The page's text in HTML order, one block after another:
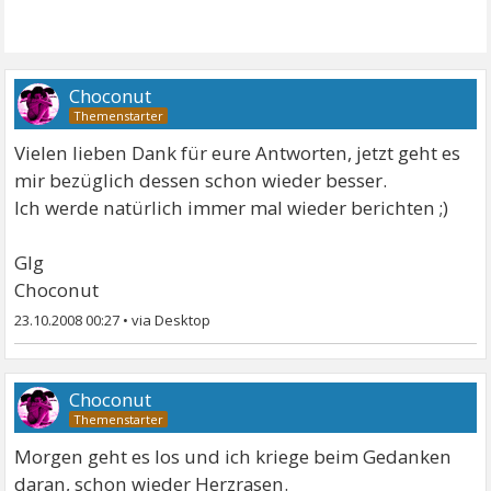
Choconut
Vielen lieben Dank für eure Antworten, jetzt geht es
mir bezüglich dessen schon wieder besser.
Ich werde natürlich immer mal wieder berichten ;)
Glg
Choconut
23.10.2008 00:27 •
Choconut
Morgen geht es los und ich kriege beim Gedanken
daran, schon wieder Herzrasen.